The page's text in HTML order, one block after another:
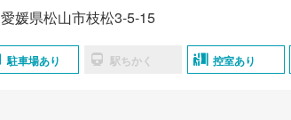
愛媛県松山市枝松3-5-15
駐車場あり 駅ちかく 控室あり